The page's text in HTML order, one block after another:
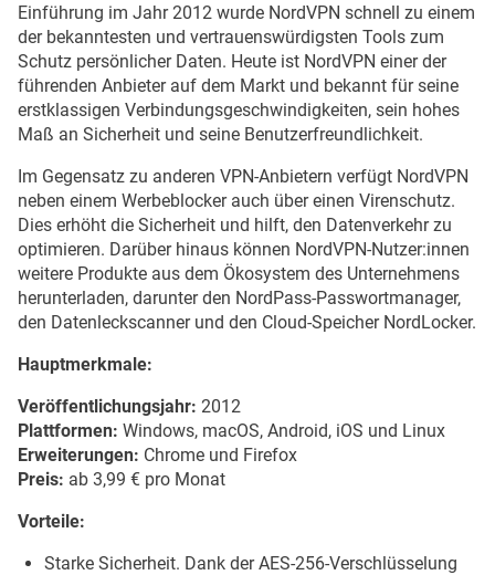
Einführung im Jahr 2012 wurde NordVPN schnell zu einem
der bekanntesten und vertrauenswürdigsten Tools zum
Schutz persönlicher Daten. Heute ist NordVPN einer der
führenden Anbieter auf dem Markt und bekannt für seine
erstklassigen Verbindungsgeschwindigkeiten, sein hohes
Maß an Sicherheit und seine Benutzerfreundlichkeit.
Im Gegensatz zu anderen VPN-Anbietern verfügt NordVPN
neben einem Werbeblocker auch über einen Virenschutz.
Dies erhöht die Sicherheit und hilft, den Datenverkehr zu
optimieren. Darüber hinaus können NordVPN-Nutzer:innen
weitere Produkte aus dem Ökosystem des Unternehmens
herunterladen, darunter den NordPass-Passwortmanager,
den Datenleckscanner und den Cloud-Speicher NordLocker.
Hauptmerkmale:
Veröffentlichungsjahr: 2012
Plattformen: Windows, macOS, Android, iOS und Linux
Erweiterungen: Chrome und Firefox
Preis: ab 3,99 € pro Monat
Vorteile:
Starke Sicherheit. Dank der AES-256-Verschlüsselung